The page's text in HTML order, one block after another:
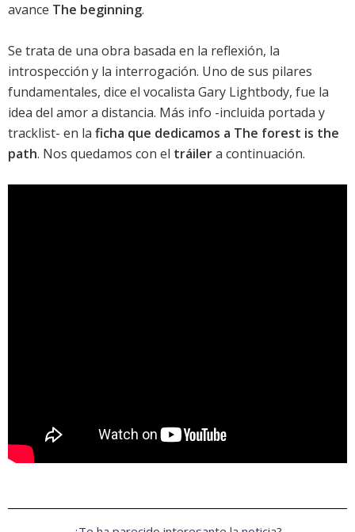
avance The beginning.
Se trata de una obra basada en la reflexión, la
introspección y la interrogación. Uno de sus pilares
fundamentales, dice el vocalista Gary Lightbody, fue la
idea del amor a distancia. Más info -incluida portada y
tracklist- en la ficha que dedicamos a The forest is the
path. Nos quedamos con el tráilera continuación.